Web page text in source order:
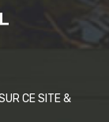
CE SITE &